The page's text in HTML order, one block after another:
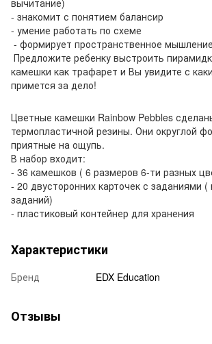
- знакомит с понятием балансир
- умение работать по схеме
- формирует пространственное мышление
Предложите ребенку выстроить
камешки как трафарет и Вы увидите с
примется за дело!
Цветные камешки Rainbow Pebbles
термопластичной резины. Они округлой
приятные на ощупь.
В набор входит:
- 36 камешков ( 6 размеров 6-ти разных
- 20 двусторонних карточек с заданиями (
заданий)
- пластиковый контейнер для хранения
Характеристики
Бренд EDX Education
Отзывы